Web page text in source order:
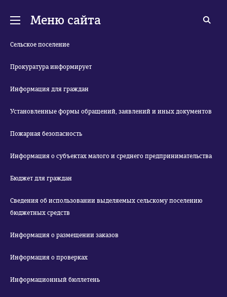
Меню сайта
Сельское поселение
Прокуратура информирует
Информация для граждан
Установленные формы обращений, заявлений и иных документов
Пожарная безопасность
Информация о субъектах малого и среднего предпринимательства
Бюджет для граждан
Сведения об использовании выделяемых сельскому поселению
бюджетных средств
Информация о размещении заказов
Информация о проверках
Информационный бюллетень